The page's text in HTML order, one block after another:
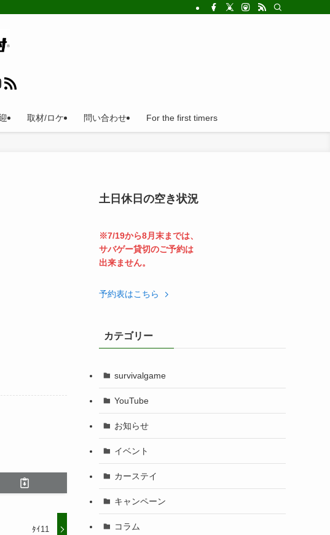
日楽しめる!法人の福利厚生利用にとても便利。
取材/ロケ 問い合わせ For the first timers
RSS フィード
ﾀｲ11
土日休日の空き状況
※7/19から8月末までは、
サバゲー貸切のご予約は
出来ません。
予約表はこちら
カテゴリー
survivalgame
YouTube
お知らせ
イベント
カーステイ
キャンペーン
コラム